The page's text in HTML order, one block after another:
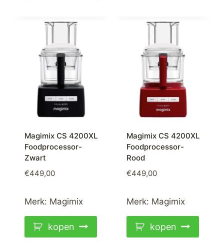
Magimix CS 4200XL
Foodprocessor-
Zwart
€449,00
Merk: Magimix
kopen
Magimix CS 4200XL
Foodprocessor-
Rood
€449,00
Merk: Magimix
kopen